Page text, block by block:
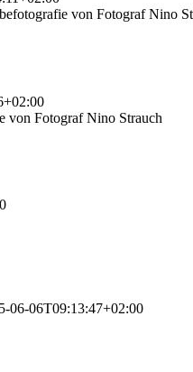
06-06T09:13:47+02:00